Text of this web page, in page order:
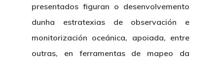
presentados figuran o desenvolvemento
dunha estratexias de observación e
monitorización oceánica, apoiada, entre
outras, en ferramentas de mapeo da